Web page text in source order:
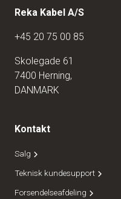
Reka Kabel A/S
+45 20 75 00 85
Skolegade 61
7400 Herning,
DANMARK
Kontakt
Salg
Teknisk kundesupport
Forsendelseafdeling